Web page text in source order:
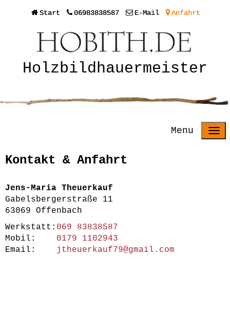
Start 06983838587 E-Mail Anfahrt
Holzbildhauermeister
Menu
Kontakt & Anfahrt
Jens-Maria Theuerkauf
Gabelsbergerstraße 11
63069 Offenbach
Werkstatt: 069 83838587
Mobil:
0179 1102943
Email:
jtheuerkauf79@gmail.com